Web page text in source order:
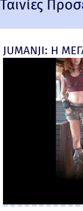
Ταινίες
JUMANJI: Η